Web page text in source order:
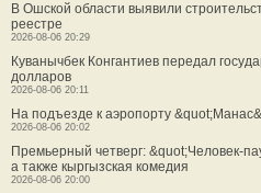
В Ошской области выявили
реестре
2026-08-06 20:29
Куванычбек Конгантиев передал
долларов
2026-08-06 20:11
На подъезде к аэропорту
2026-08-06 20:02
Премьерный четверг: &quot;Человек-
а также кыргызская комедия
2026-08-06 20:00